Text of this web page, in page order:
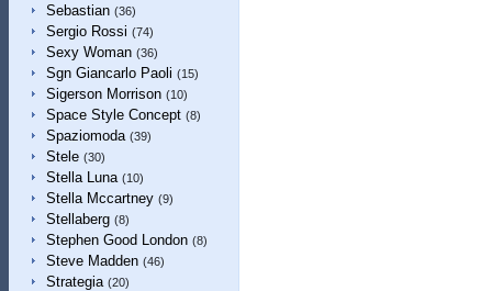
Sebastian (36)
Sergio Rossi (74)
Sexy Woman (36)
Sgn Giancarlo Paoli (15)
Sigerson Morrison (10)
Space Style Concept (8)
Spaziomoda (39)
Stele (30)
Stella Luna (10)
Stella Mccartney (9)
Stellaberg (8)
Stephen Good London (8)
Steve Madden (46)
Strategia (20)